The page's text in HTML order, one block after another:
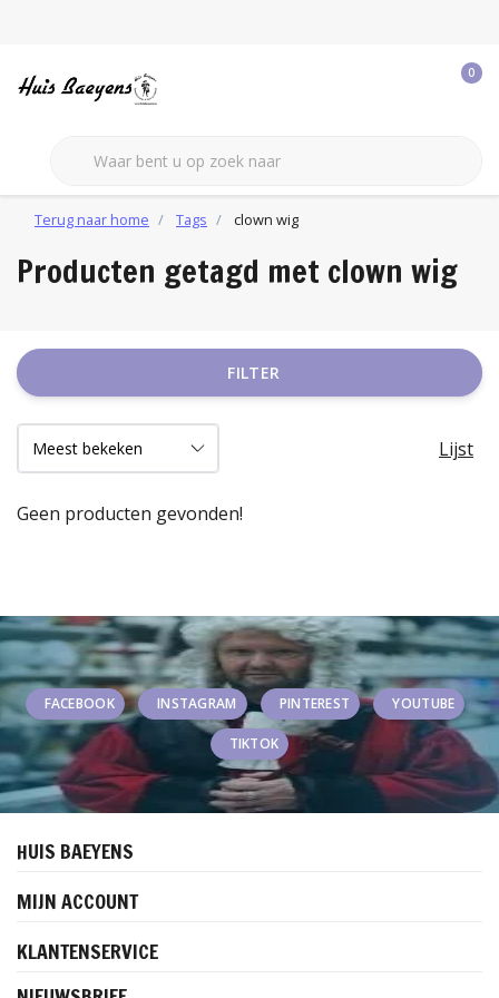
0
Terug naar home Tags clown wig
Producten getagd met clown wig
FILTER
Lijst
Geen producten gevonden!
FACEBOOK INSTAGRAM PINTEREST YOUTUBE
TIKTOK
HUIS BAEYENS
MIJN ACCOUNT
KLANTENSERVICE